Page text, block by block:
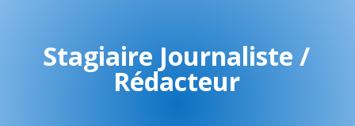
Stagiaire Journaliste /
Rédacteur